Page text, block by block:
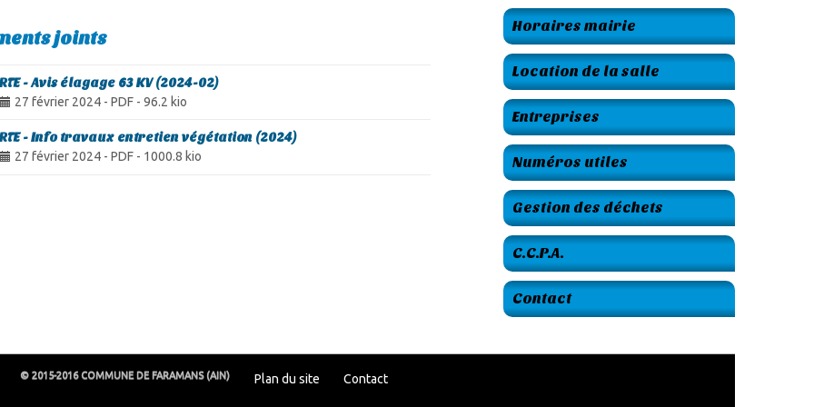
joints
RTE - Avis élagage 63 KV (2024-02)
27 février 2024 - PDF - 96.2 kio
RTE - Info travaux entretien végétation (2024)
27 février 2024 - PDF - 1000.8 kio
Horaires mairie
Location de la salle
Entreprises
Numéros utiles
Gestion des déchets
C.C.P.A.
Contact
© 2015-2016 COMMUNE DE FARAMANS (AIN) Plan du site Contact